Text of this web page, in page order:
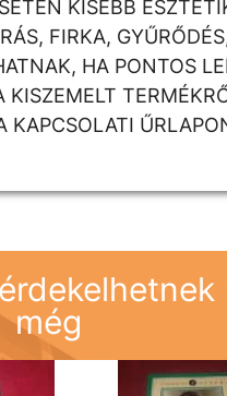
KISEBB
FIRKA,
HA PONTOS
KISZEMELT
KAPCSOLATI
még